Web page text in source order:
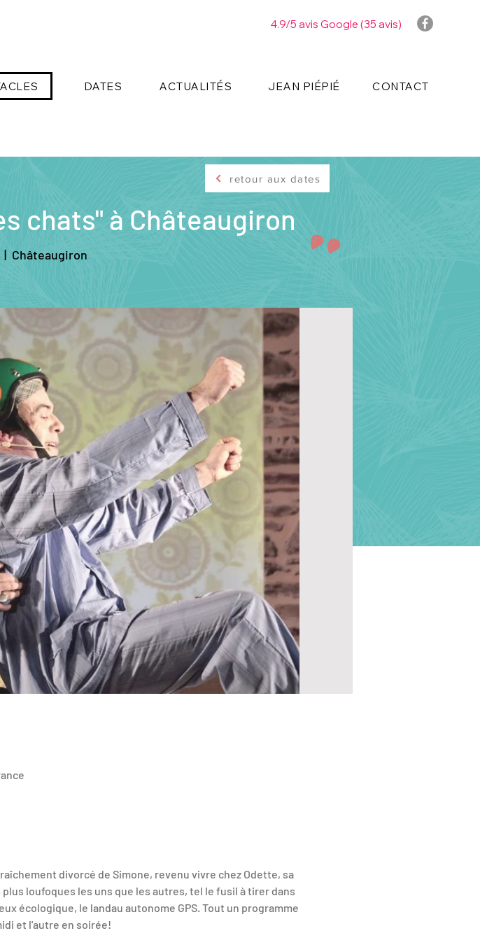
4.9/5 avis Google (35 avis)
DATES ACTUALITÉS JEAN PIÉPIÉ CONTACT
"
retour aux dates
chats" à Châteaugiron
|
Châteaugiron
divorcé de Simone, revenu vivre chez Odette, sa
loufoques les uns que les autres, tel le fusil à tirer dans
écologique, le landau autonome GPS. Tout un programme
et l'autre en soirée!